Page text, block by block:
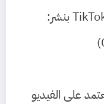
على الفيديو